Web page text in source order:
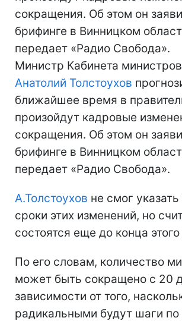
сокращения. Об этом он
брифинге в Винницком
передает «Радио Свобода».
Министр Кабинета
Анатолий Толстоухов
ближайшее время в
произойдут кадровые
сокращения. Об этом он
брифинге в Винницком
передает «Радио Свобода».
А.Толстоухов не смог
сроки этих изменений, но
состоятся еще до конца этого
По его словам, количество
может быть сокращено с 20
зависимости от того,
радикальными будут шаги